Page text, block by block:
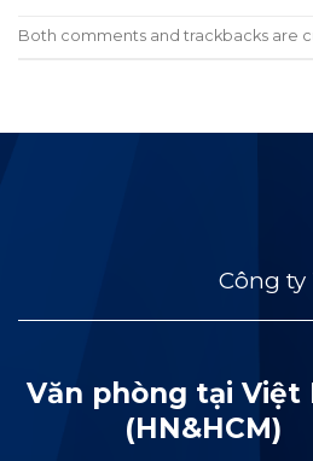
Both comments and trackbacks are
Công ty
Văn phòng tại Việt
(HN&HCM)